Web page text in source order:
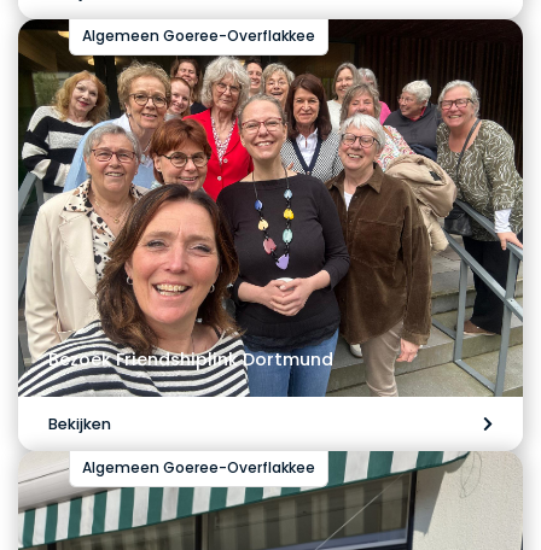
Algemeen Goeree-Overflakkee
Bezoek Friendshiplink Dortmund
Bekijken
Algemeen Goeree-Overflakkee